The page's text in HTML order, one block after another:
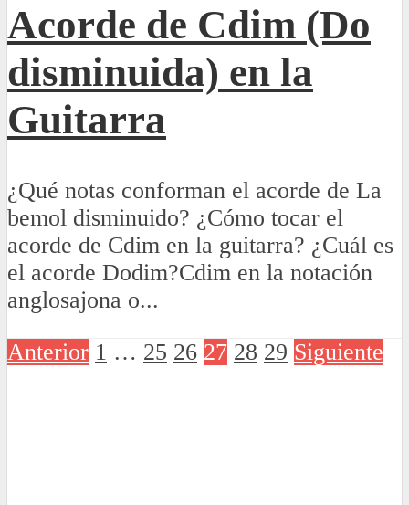
Acorde de Cdim (Do
disminuida) en la
Guitarra
¿Qué notas conforman el acorde de La
bemol disminuido? ¿Cómo tocar el
acorde de Cdim en la guitarra? ¿Cuál es
el acorde Dodim?Cdim en la notación
anglosajona o...
Anterior 1 … 25 26 27 28 29 Siguiente